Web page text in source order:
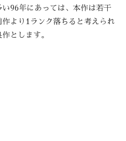
96年にあっては、本作は若干
より1ランク落ちると考えられ
とします。